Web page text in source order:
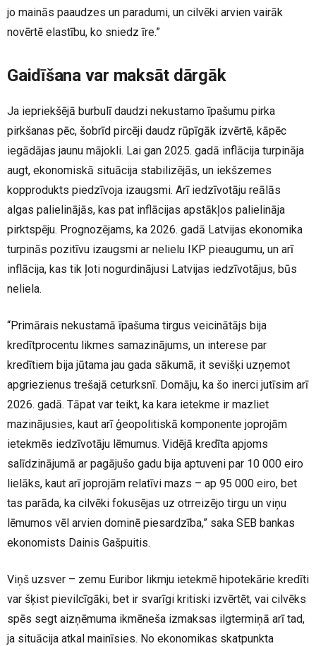
jo mainās paaudzes un paradumi, un cilvēki arvien vairāk
novērtē elastību, ko sniedz īre.”
Gaidīšana var maksāt dārgāk
Ja iepriekšējā burbulī daudzi nekustamo īpašumu pirka
pirkšanas pēc, šobrīd pircēji daudz rūpīgāk izvērtē, kāpēc
iegādājas jaunu mājokli. Lai gan 2025. gadā inflācija turpināja
augt, ekonomiskā situācija stabilizējās, un iekšzemes
kopprodukts piedzīvoja izaugsmi. Arī iedzīvotāju reālās
algas palielinājās, kas pat inflācijas apstākļos palielināja
pirktspēju. Prognozējams, ka 2026. gadā Latvijas ekonomika
turpinās pozitīvu izaugsmi ar nelielu IKP pieaugumu, un arī
inflācija, kas tik ļoti nogurdinājusi Latvijas iedzīvotājus, būs
neliela.
“Primārais nekustamā īpašuma tirgus veicinātājs bija
kredītprocentu likmes samazinājums, un interese par
kredītiem bija jūtama jau gada sākumā, it sevišķi uzņemot
apgriezienus trešajā ceturksnī. Domāju, ka šo inerci jutīsim arī
2026. gadā. Tāpat var teikt, ka kara ietekme ir mazliet
mazinājusies, kaut arī ģeopolitiskā komponente joprojām
ietekmēs iedzīvotāju lēmumus. Vidējā kredīta apjoms
salīdzinājumā ar pagājušo gadu bija aptuveni par 10 000 eiro
lielāks, kaut arī joprojām relatīvi mazs – ap 95 000 eiro, bet
tas parāda, ka cilvēki fokusējas uz otrreizējo tirgu un viņu
lēmumos vēl arvien dominē piesardzība,” saka SEB bankas
ekonomists Dainis Gašpuitis.
Viņš uzsver – zemu Euribor likmju ietekmē hipotekārie kredīti
var šķist pievilcīgāki, bet ir svarīgi kritiski izvērtēt, vai cilvēks
spēs segt aizņēmuma ikmēneša izmaksas ilgtermiņā arī tad,
ja situācija atkal mainīsies. No ekonomikas skatpunkta